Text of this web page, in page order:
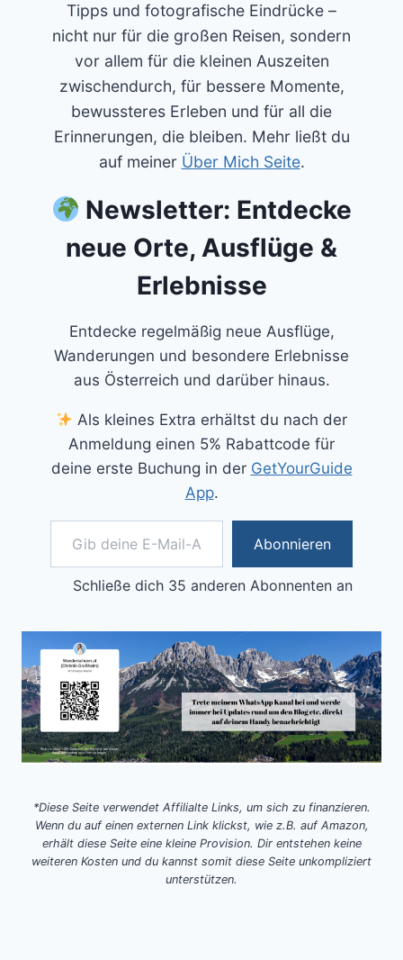
Tipps und fotografische Eindrücke –
nicht nur für die großen Reisen, sondern
vor allem für die kleinen Auszeiten
zwischendurch, für bessere Momente,
bewussteres Erleben und für all die
Erinnerungen, die bleiben. Mehr ließt du
auf meiner Über Mich Seite.
Newsletter: Entdecke
neue Orte, Ausflüge &
Erlebnisse
Entdecke regelmäßig neue Ausflüge,
Wanderungen und besondere Erlebnisse
aus Österreich und darüber hinaus.
Als kleines Extra erhältst du nach der
Anmeldung einen 5% Rabattcode für
deine erste Buchung in der GetYourGuide
App.
Gib deine E-Mail-Adresse ein ...
Abonnieren
Schließe dich 35 anderen Abonnenten an
*Diese Seite verwendet Affilialte Links, um sich zu finanzieren.
Wenn du auf einen externen Link klickst, wie z.B. auf Amazon,
erhält diese Seite eine kleine Provision. Dir entstehen keine
weiteren Kosten und du kannst somit diese Seite unkompliziert
unterstützen.